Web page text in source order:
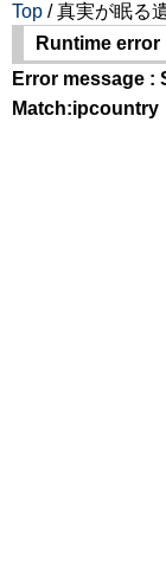
Top / 真実が眠る
Runtime error
Error message :
Match:ipcountry